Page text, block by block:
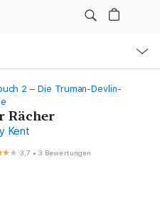
2 – Die Truman-Devlin-
Rächer
Kent
3,7 •3 Bewertungen